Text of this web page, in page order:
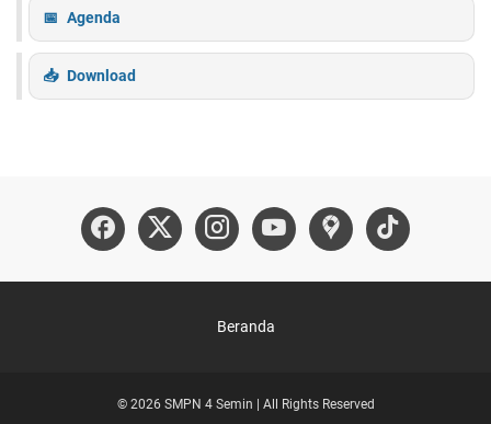
Agenda
Download
Beranda
© 2026 SMPN 4 Semin | All Rights Reserved